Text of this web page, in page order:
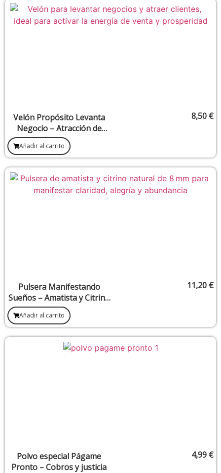
Velón Propósito Levanta
Negocio – Atracción de
Clientes y Flujo Comercial
8,50 €
Añadir al carrito
Pulsera Manifestando
Sueños – Amatista y Citrino
8 mm
11,20 €
Añadir al carrito
Polvo especial Págame
Pronto – Cobros y justicia
4,99 €